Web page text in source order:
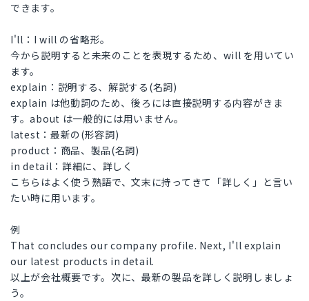
できます。
I'll：I will の省略形。
今から説明すると未来のことを表現するため、will を用いてい
ます。
explain：説明する、解説する(名詞)
explain は他動詞のため、後ろには直接説明する内容がきま
す。about は一般的には用いません。
latest：最新の(形容詞)
product：商品、製品(名詞)
in detail：詳細に、詳しく
こちらはよく使う熟語で、文末に持ってきて「詳しく」と言い
たい時に用います。
例
That concludes our company profile. Next, I'll explain
our latest products in detail.
以上が会社概要です。次に、最新の製品を詳しく説明しましょ
う。